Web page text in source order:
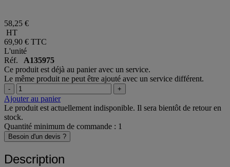
58,25 €
HT
69,90 € TTC
L'unité
Réf. A135975
Ce produit est déjà au panier avec un service.
Le même produit ne peut être ajouté avec un service différent.
- +
Ajouter au panier
Le produit est actuellement indisponible. Il sera bientôt de retour en
stock.
Quantité minimum de commande : 1
Besoin d'un devis ?
Description